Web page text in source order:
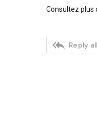
Consultez plus
 Reply all